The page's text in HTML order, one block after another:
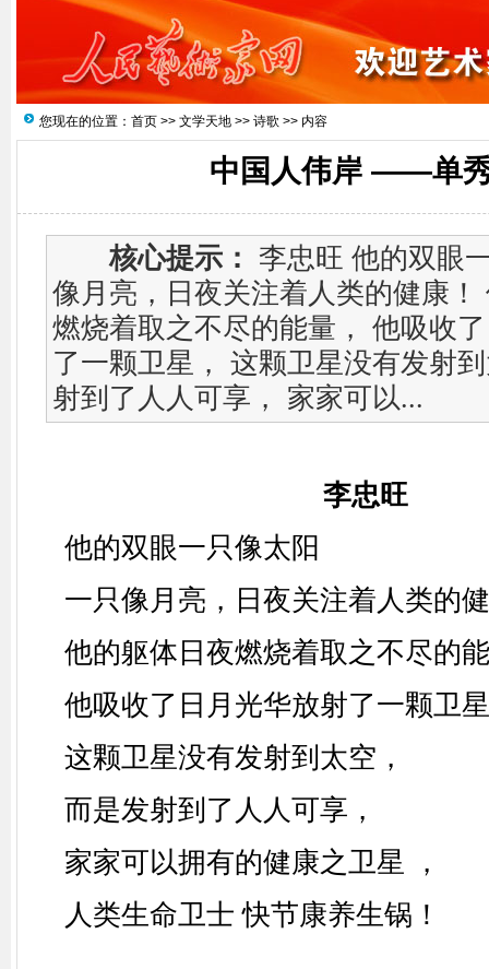
您现在的位置： 首页 >> 文学天地 >> 诗歌 >> 内容
中国人伟岸 ——单
核心提示： 李忠旺 他的双眼
像月亮，日夜关注着人类的健康！
燃烧着取之不尽的能量， 他吸收
了一颗卫星， 这颗卫星没有发射
射到了人人可享， 家家可以...
李忠旺
他的双眼一只像太阳
一只像月亮，日夜关注着人类的
他的躯体日夜燃烧着取之不尽的
他吸收了日月光华放射了一颗卫
这颗卫星没有发射到太空，
而是发射到了人人可享，
家家可以拥有的健康之卫星
，
人类生命卫士 快节康养生锅！